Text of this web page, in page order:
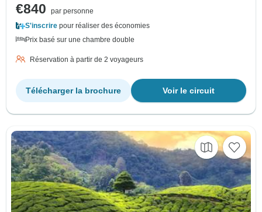
€840
par personne
S'inscrire pour réaliser des économies
Prix basé sur une chambre double
Réservation à partir de 2 voyageurs
Voir le circuit
Télécharger la brochure